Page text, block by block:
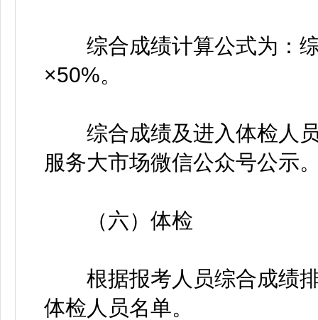
综合成绩计算公式为：综
×50%。
综合成绩及进入体检人员
服务大市场微信公众号公示
（六）体检
根据报考人员综合成绩排
体检人员名单。